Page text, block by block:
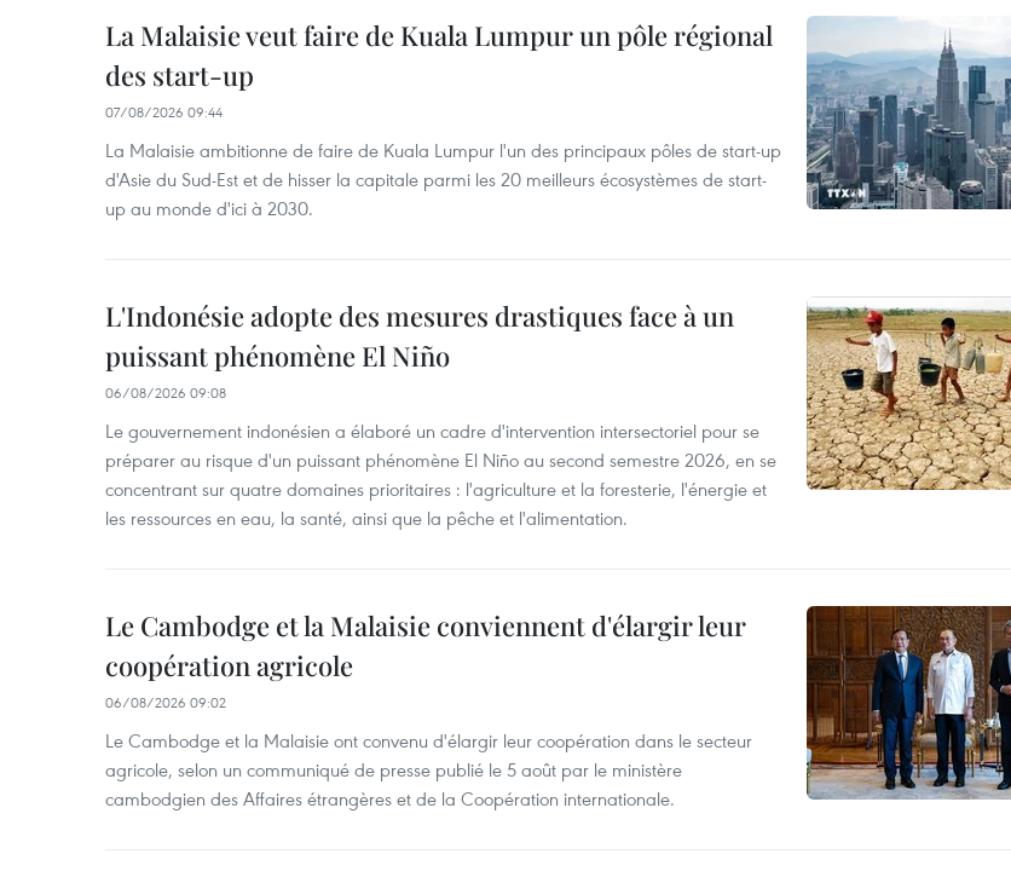
La Malaisie veut faire de Kuala Lumpur un pôle régional
des start-up
07/08/2026 09:44
La Malaisie ambitionne de faire de Kuala Lumpur l'un des principaux pôles de start-up
d'Asie du Sud-Est et de hisser la capitale parmi les 20 meilleurs écosystèmes de start-
up au monde d'ici à 2030.
L'Indonésie adopte des mesures drastiques face à un
puissant phénomène El Niño
06/08/2026 09:08
Le gouvernement indonésien a élaboré un cadre d'intervention intersectoriel pour se
préparer au risque d'un puissant phénomène El Niño au second semestre 2026, en se
concentrant sur quatre domaines prioritaires : l'agriculture et la foresterie, l'énergie et
les ressources en eau, la santé, ainsi que la pêche et l'alimentation.
Le Cambodge et la Malaisie conviennent d'élargir leur
coopération agricole
06/08/2026 09:02
Le Cambodge et la Malaisie ont convenu d'élargir leur coopération dans le secteur
agricole, selon un communiqué de presse publié le 5 août par le ministère
cambodgien des Affaires étrangères et de la Coopération internationale.